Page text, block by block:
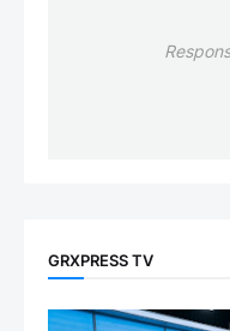
GRXPRESS TV